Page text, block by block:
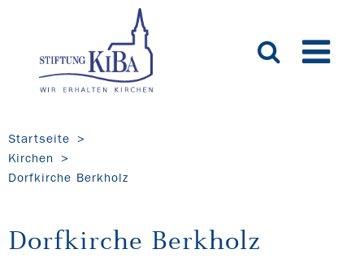
Startseite
Kirchen
Dorfkirche Berkholz
Dorfkirche Berkholz